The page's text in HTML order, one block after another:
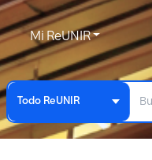
Mi ReUNIR
Todo ReUNIR